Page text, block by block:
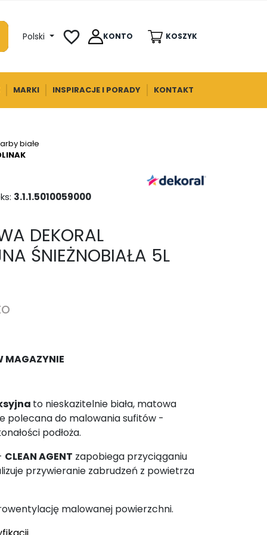
Polski favorite_border KONTO KOSZYK
MARKI INSPIRACJE I PORADY KONTAKT
białe
3.1.1.5010059000
DEKORAL
ŚNIEŻNOBIAŁA 5L
MAGAZYNIE
to nieskazitelnie biała, matowa
polecana do malowania sufitów -
podłoża.
CLEAN AGENT zapobiega przyciąganiu
przywieranie zabrudzeń z powietrza
malowanej powierzchni.